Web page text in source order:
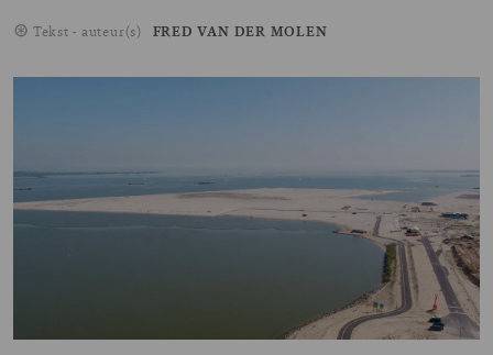
Tekst - auteur(s) FRED VAN DER MOLEN